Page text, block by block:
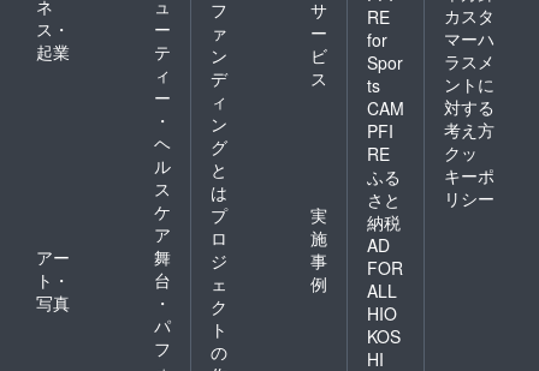
ネ
ス・
起業
ュ
ー
テ
ィ
ー
・
ヘ
ル
ス
ケ
ア
アー
ト・
写真
舞
台
・
パ
フ
フ
ァ
ン
デ
ィ
ン
グ
と
は
サ
ー
ビ
ス
プ
ロ
ジ
ェ
ク
ト
の
実
施
事
例
RE
for
Spor
ts
CAM
PFI
RE
ふる
さと
納税
AD
FOR
ALL
HIO
KOS
HI
カスタ
マーハ
ラスメ
ントに
対する
考え方
クッ
キーポ
リシー